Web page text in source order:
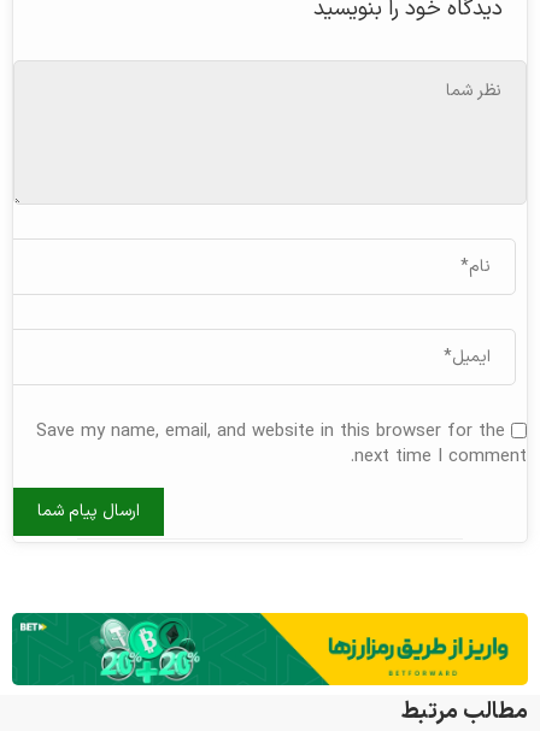
دیدگاه خود را بنویسید
Save my name, email, and website in this browser for the
next time I comment.
مطالب مرتبط